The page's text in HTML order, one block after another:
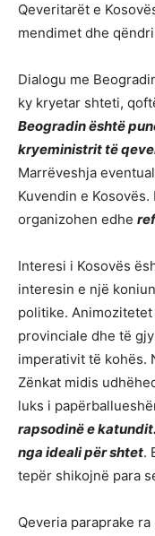
Qeveritarët e
mendimet dhe
Dialogu me
ky kryetar shteti,
Beogradin është
kryeministrit të
Marrëveshja
Kuvendin e
organizohen edhe
Interesi i Kosovës
interesin e një
politike.
provinciale dhe të
imperativit të kohës.
Zënkat midis
luks i
rapsodinë e
nga ideali për shtet.
tepër shikojnë para
Qeveria paraprake